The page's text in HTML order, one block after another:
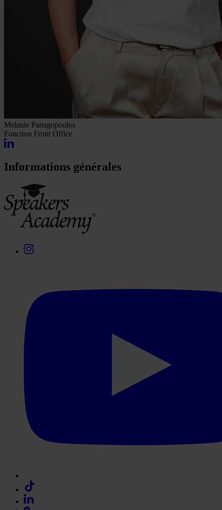
Melanie Panagopoulos
Fonction Front Office
Informations générales